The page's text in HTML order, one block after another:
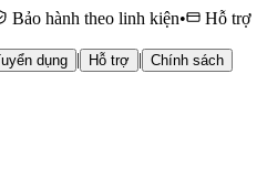
Bảo hành theo linh kiện•
Hỗ trợ
dụng | Hỗ trợ | Chính sách